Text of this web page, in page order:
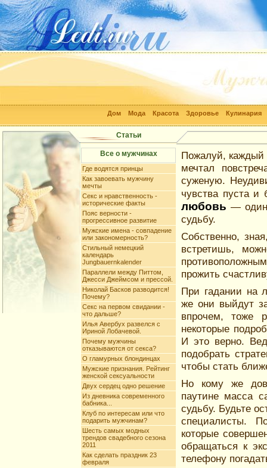
Дом Мода Красота Здоровье Кулинария
Статьи
Все о мужчинах
Где водятся принцы
Как завоевать мужчину
мечты
Секс и нравственность -
исторические факты
Пояс верности -
прогрессивное развитие
Мужские имена - совпадение
или закономерность?
Стильный немецкий
календарь
Jungbauernkalender
Параллели между Питтом,
Джесси Джеймсом и прессой.
Николай Басков разводится!
Почему?
Секс на первом свидании -
что дальше?
Илья Авербух развелся с
Ириной Лобачевой.
Почему мужчины
отказываются от секса?
О гламурных блондинцах
Мужские признания. Рейтинг
женской сексуальности
Двух сердец одно решение
Из дневника современного
бабника...
Клуб по интересам или что
подарить мужчинам?
Шесть самых модных
трендов свадебного сезона
2011
Как сделать праздник 23
февраля
Пожалуй, каждый
мечтал
суженую.
чувства пуста
любовь — один
судьбу.
Собственно,
встретишь,
прожить
При гадании на
же они выйдут
впрочем, тоже
некоторые
И это верно.
подобрать
чтобы стать
Но кому же
паутине масса
судьбу. Будьте
специалисты.
которые
обращаться к
телефону